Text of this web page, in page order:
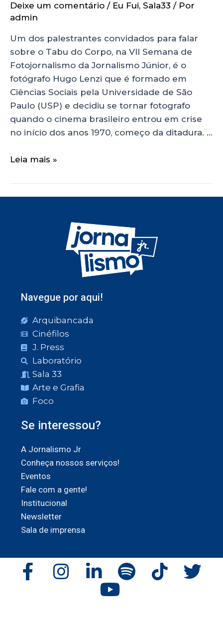
Deixe um comentário / Eu Fui, Sala33 / Por
admin
Um dos palestrantes convidados para falar
sobre o Tabu do Corpo, na VII Semana de
Fotojornalismo da Jornalismo Júnior, é o
fotógrafo Hugo Lenzi que é formado em
Ciências Sociais pela Universidade de São
Paulo (USP) e decidiu se tornar fotografo
quando o cinema brasileiro entrou em crise
no início dos anos 1970, começo da ditadura. …
Leia mais »
Navegue por aqui!
Arquibancada
Cinéfilos
J. Press
Laboratório
Sala 33
Arte e Grafia
Foco
Se interessou?
A Jornalismo Jr
Conheça nossos serviços!
Eventos
Fale com a gente!
Institucional
Newsletter
Sala de imprensa